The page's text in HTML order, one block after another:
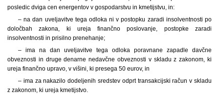
posledic dviga cen energentov v gospodarstvu in kmetijstvu, in:
– na dan uveljavitve tega odloka ni v postopku zaradi insolventnosti po
določbah zakona, ki ureja finančno poslovanje, postopke zaradi
insolventnosti in prisilno prenehanje;
– ima na dan uveljavitve tega odloka poravnane zapadle davčne
obveznosti in druge denarne nedavčne obveznosti v skladu z zakonom, ki
ureja finančno upravo, v višini, ki presega 50 eurov, in
– ima za nakazilo dodeljenih sredstev odprt transakcijski račun v skladu
z zakonom, ki ureja kmetijstvo.